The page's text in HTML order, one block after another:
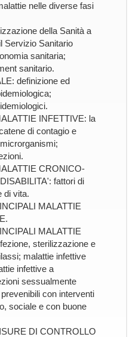
nelle diverse fasi
della Sanità a
Servizio Sanitario
sanitaria;
sanitario.
definizione ed
INFETTIVE: la
di contagio e
CRONICO-
fattori di
di vita.
MALATTIE
MALATTIE
sterilizzazione e
malattie infettive
infettive a
sessualmente
con interventi
sociale e con buone
DI CONTROLLO